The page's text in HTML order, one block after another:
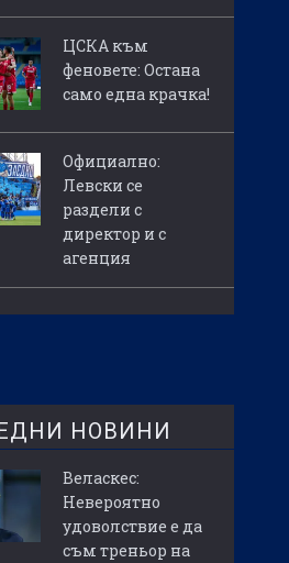
ЦСКА към
феновете: Остана
само една крачка!
Официално:
Левски се
раздели с
директор и с
агенция
НОВИНИ
Веласкес:
Невероятно
удоволствие е да
съм треньор на